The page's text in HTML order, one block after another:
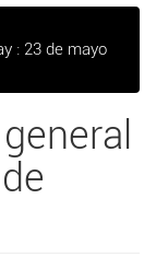
: 23 de mayo